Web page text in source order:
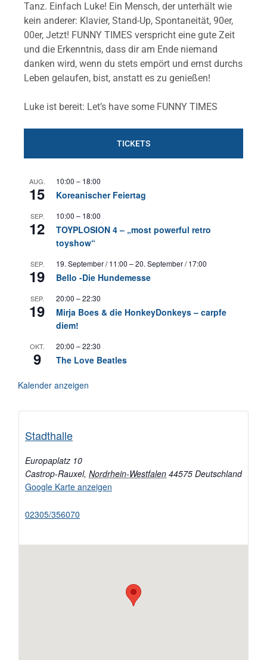
Tanz. Einfach Luke! Ein Mensch, der unterhält wie
kein anderer: Klavier, Stand-Up, Spontaneität, 90er,
00er, Jetzt! FUNNY TIMES verspricht eine gute Zeit
und die Erkenntnis, dass dir am Ende niemand
danken wird, wenn du stets empört und ernst durchs
Leben gelaufen, bist, anstatt es zu genießen!
Luke ist bereit: Let’s have some FUNNY TIMES
TICKETS
AUG.
15
10:00 – 18:00
Koreanischer Feiertag
SEP.
12
10:00 – 18:00
TOYPLOSION 4 – „most powerful retro
toyshow“
SEP.
19
19. September / 11:00 –20. September / 17:00
Bello -Die Hundemesse
SEP.
19
20:00 –22:30
Mirja Boes & die HonkeyDonkeys – carpfe
diem!
OKT.
9
20:00 –22:30
The Love Beatles
Kalender anzeigen
Stadthalle
Europaplatz 10
Castrop-Rauxel, Nordrhein-Westfalen 44575 Deutschland
Google Karte anzeigen
02305/356070